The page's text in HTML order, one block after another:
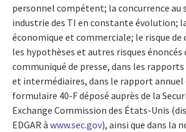
personnel compétent; la concurrence au
industrie des TI en constante évolution;
économique et commerciale; le risque de
les hypothèses et autres risques énoncés
communiqué de presse, dans les
et intermédiaires, dans le rapport annuel
formulaire 40-F déposé auprès de la
Exchange Commission des États-Unis
EDGAR à www.sec.gov), ainsi que dans la